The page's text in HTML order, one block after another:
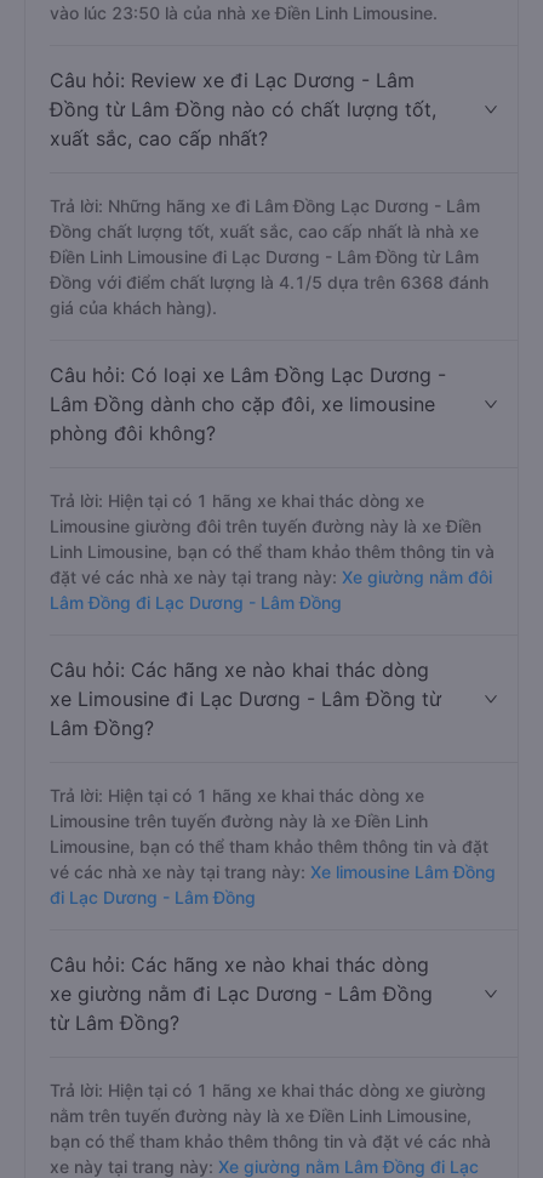
vào lúc 23:50 là của nhà xe Điền Linh Limousine.
Câu hỏi: Review xe đi Lạc Dương - Lâm
Đồng từ Lâm Đồng nào có chất lượng tốt,
xuất sắc, cao cấp nhất?
Trả lời: Những hãng xe đi Lâm Đồng Lạc Dương - Lâm
Đồng chất lượng tốt, xuất sắc, cao cấp nhất là nhà xe
Điền Linh Limousine đi Lạc Dương - Lâm Đồng từ Lâm
Đồng với điểm chất lượng là 4.1/5 dựa trên 6368 đánh
giá của khách hàng).
Câu hỏi: Có loại xe Lâm Đồng Lạc Dương -
Lâm Đồng dành cho cặp đôi, xe limousine
phòng đôi không?
Trả lời: Hiện tại có 1 hãng xe khai thác dòng xe
Limousine giường đôi trên tuyến đường này là xe Điền
Linh Limousine, bạn có thể tham khảo thêm thông tin và
đặt vé các nhà xe này tại trang này: Xe giường nằm đôi
Lâm Đồng đi Lạc Dương - Lâm Đồng
Câu hỏi: Các hãng xe nào khai thác dòng
xe Limousine đi Lạc Dương - Lâm Đồng từ
Lâm Đồng?
Trả lời: Hiện tại có 1 hãng xe khai thác dòng xe
Limousine trên tuyến đường này là xe Điền Linh
Limousine, bạn có thể tham khảo thêm thông tin và đặt
vé các nhà xe này tại trang này: Xe limousine Lâm Đồng
đi Lạc Dương - Lâm Đồng
Câu hỏi: Các hãng xe nào khai thác dòng
xe giường nằm đi Lạc Dương - Lâm Đồng
từ Lâm Đồng?
Trả lời: Hiện tại có 1 hãng xe khai thác dòng xe giường
nằm trên tuyến đường này là xe Điền Linh Limousine,
bạn có thể tham khảo thêm thông tin và đặt vé các nhà
xe này tại trang này: Xe giường nằm Lâm Đồng đi Lạc